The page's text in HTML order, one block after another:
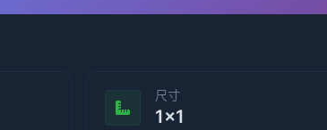
尺寸
1×1